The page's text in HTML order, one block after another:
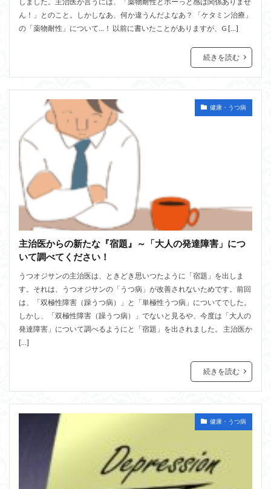
ん！」とのこと。しかしなあ、何か違うんだよなあ？ 「ケタミン治療」
の「薬物耐性」について…！ 以前に書いたことがありますが、G […]
続きを読む
健康・うつ病
主治医からの新たな『宿題』～「大人の発達障害」につ
いて調べてください！
うつオジサンの主治医は、ときどき思いつたように「宿題」を出しま
す。それは、うつオジサンの「うつ病」が改善されないためです。前回
は、「双極性障害（躁うつ病）」と「単極性うつ病」についてでした。
しかし、「双極性障害（躁うつ病）」でないと見るや、今度は「大人の
発達障害」について調べるようにと「宿題」を出されました。 主治医か
[…]
続きを読む
健康・うつ病